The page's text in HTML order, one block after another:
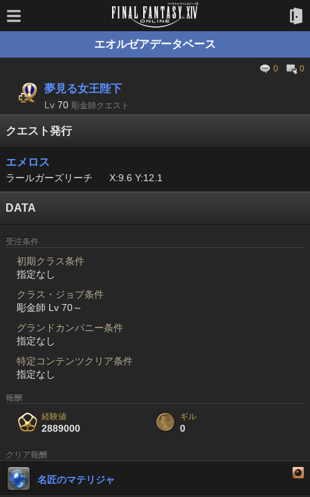
エオルゼアデータベース
0 0
夢見る女王陛下
Lv 70 彫金師クエスト
クエスト発行
エメロス
ラールガーズリーチ X:9.6 Y:12.1
DATA
受注条件
初期クラス条件
指定なし
クラス・ジョブ条件
彫金師 Lv 70～
グランドカンパニー条件
指定なし
特定コンテンツクリア条件
指定なし
報酬
経験値
2889000
ギル
0
クリア報酬
名匠のマテリジャ